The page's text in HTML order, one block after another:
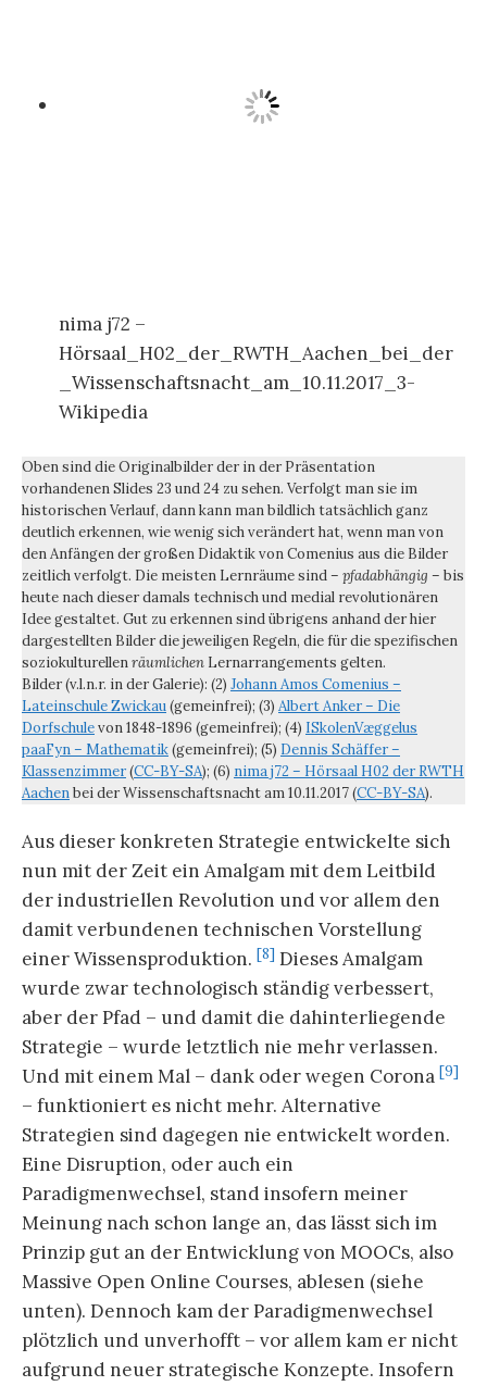
nima j72 –
Hörsaal_H02_der_RWTH_Aachen_bei_der
_Wissenschaftsnacht_am_10.11.2017_3-
Wikipedia
Oben sind die Originalbilder der in der Präsentation
vorhandenen Slides 23 und 24 zu sehen. Verfolgt man sie im
historischen Verlauf, dann kann man bildlich tatsächlich ganz
deutlich erkennen, wie wenig sich verändert hat, wenn man von
den Anfängen der großen Didaktik von Comenius aus die Bilder
zeitlich verfolgt. Die meisten Lernräume sind – pfadabhängig – bis
heute nach dieser damals technisch und medial revolutionären
Idee gestaltet. Gut zu erkennen sind übrigens anhand der hier
dargestellten Bilder die jeweiligen Regeln, die für die spezifischen
soziokulturellenräumlichen Lernarrangements gelten.
Bilder (v.l.n.r. in der Galerie): (2) Johann Amos Comenius –
Lateinschule Zwickau(gemeinfrei); (3) Albert Anker – Die
Dorfschulevon 1848-1896 (gemeinfrei); (4) ISkolenVæggelus
paaFyn – Mathematik(gemeinfrei); (5) Dennis Schäffer –
Klassenzimmer(CC-BY-SA); (6) nima j72 – Hörsaal H02 der RWTH
Aachenbei der Wissenschaftsnacht am 10.11.2017 (CC-BY-SA).
Aus dieser konkreten Strategie entwickelte sich
nun mit der Zeit ein Amalgam mit dem Leitbild
der industriellen Revolution und vor allem den
damit verbundenen technischen Vorstellung
einer Wissensproduktion. [8] Dieses Amalgam
wurde zwar technologisch ständig verbessert,
aber der Pfad – und damit die dahinterliegende
Strategie – wurde letztlich nie mehr verlassen.
Und mit einem Mal – dank oder wegen Corona [9]
– funktioniert es nicht mehr. Alternative
Strategien sind dagegen nie entwickelt worden.
Eine Disruption, oder auch ein
Paradigmenwechsel, stand insofern meiner
Meinung nach schon lange an, das lässt sich im
Prinzip gut an der Entwicklung von MOOCs, also
Massive Open Online Courses, ablesen (siehe
unten). Dennoch kam der Paradigmenwechsel
plötzlich und unverhofft – vor allem kam er nicht
aufgrund neuer strategische Konzepte. Insofern